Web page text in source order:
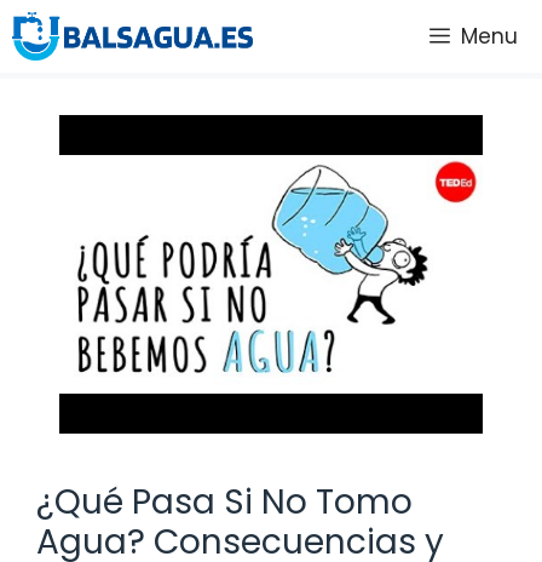
Saltar
al
Menu
¿Qué Pasa Si No Tomo
Agua? Consecuencias y